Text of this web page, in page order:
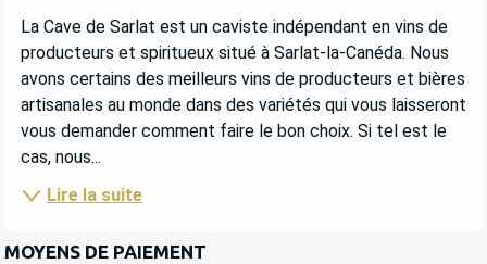
DESCRIPTION
La Cave de Sarlat est un caviste indépendant en vins de
producteurs et spiritueux situé à Sarlat-la-Canéda. Nous
avons certains des meilleurs vins de producteurs et bières
artisanales au monde dans des variétés qui vous laisseront
vous demander comment faire le bon choix. Si tel est le
cas, nous...
Lire la suite
MOYENS DE PAIEMENT